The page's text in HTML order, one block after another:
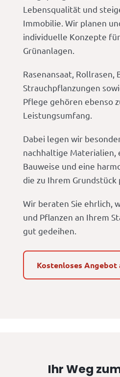
Lebensqualität und
Immobilie. Wir planen
individuelle Konzepte
Grünanlagen.
Rasenansaat, Rollrasen,
Strauchpflanzungen
Pflege gehören ebenso
Leistungsumfang.
Dabei legen wir
nachhaltige Materialien,
Bauweise und eine
die zu Ihrem Grundstück
Wir beraten Sie ehrlich,
und Pflanzen an Ihrem
gut gedeihen.
Kostenloses Angebot
Ihr Weg